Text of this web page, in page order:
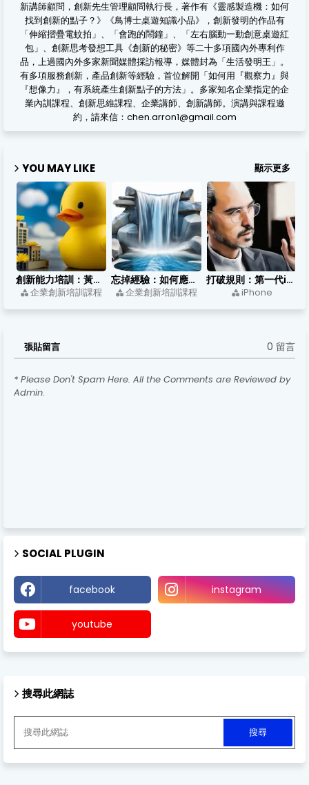
新講師顧問，創新先生管理顧問執行長，著作有《靈感製造機：如何
找到創新的點子？》《鳥博士桌遊知識小品》，創新發明的作品有
「伸縮摺疊電蚊拍」、「會跑的鬧鐘」、「左右腦動一動創意桌遊紅
包」、創新思考發想工具《創新的秘密》等二十多項國內外專利作
品，上過國內外多家新聞媒體採訪報導，媒體封為「生活發明王」。
有多項服務創新，產品創新等經驗，首位解開「如何用『觀察力』與
『想像力』，有系統產生創新點子的方法」。多家知名企業指定的企
業內訓課程、創新思維課程、企業講師、創新講師。演講與課程邀
約，請來信：chen.arron1@gmail.com
YOU MAY LIKE 顯示更多
創新能力培訓：黃色小鴨如何用跨領域思考，把浴缸玩具變成城市亮點？
企業創新培訓課程
忘掉經驗：如何應用在銷售行銷上？
企業創新培訓課程
打破規則：第一代iPhone的誕生
iPhone
張貼留言 0 留言
* Please Don't Spam Here. All the Comments are Reviewed by
Admin.
SOCIAL PLUGIN
facebook instagram
youtube
搜尋此網誌